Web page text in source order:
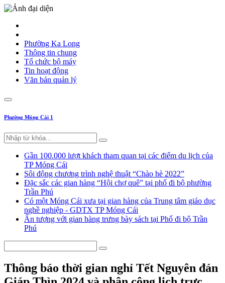
Phường Ka Long
Thông tin chung
Tổ chức bộ máy
Tin hoạt động
Văn bản quản lý
Phường Móng Cái 1
Gần 100.000 lượt khách tham quan tại các điểm du lịch của
TP Móng Cái
Sôi động chương trình nghệ thuật “Chào hè 2022”
Đặc sắc các gian hàng “Hội chợ quê” tại phố đi bộ phường
Trần Phú
Có một Móng Cái xưa tại gian hàng của Trung tâm giáo dục
nghề nghiệp - GDTX TP Móng Cái
Ấn tượng với gian hàng trưng bày sách tại Phố đi bộ Trần
Phú
Thông báo thời gian nghỉ Tết Nguyên đán